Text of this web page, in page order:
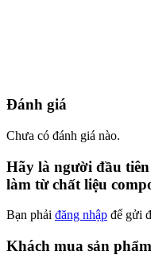
Đánh giá
Chưa có đánh giá nào.
Hãy là người đầu
làm từ chất liệu
Bạn phải đăng nhập để gửi
Khách mua sản